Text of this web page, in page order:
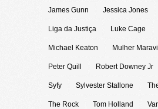
James Gunn Jessica Jones
Liga da Justiça Luke Cage
Michael Keaton Mulher
Peter Quill Robert Downey Jr
Syfy Sylvester Stallone
The Rock Tom Holland